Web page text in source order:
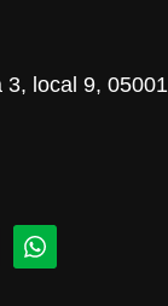
3, local 9, 05001